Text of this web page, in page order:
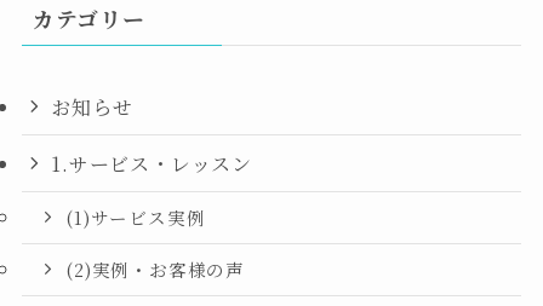
カテゴリー
お知らせ
1.サービス・レッスン
(1)サービス実例
(2)実例・お客様の声